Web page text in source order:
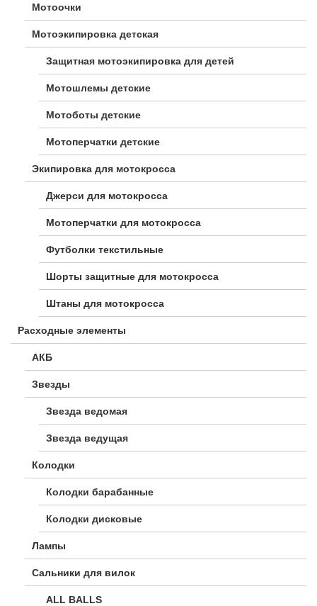
Мотоочки
Мотоэкипировка детская
Защитная мотоэкипировка для детей
Мотошлемы детские
Мотоботы детские
Мотоперчатки детские
Экипировка для мотокросса
Джерси для мотокросса
Мотоперчатки для мотокросса
Футболки текстильные
Шорты защитные для мотокросса
Штаны для мотокросса
Расходные элементы
АКБ
Звезды
Звезда ведомая
Звезда ведущая
Колодки
Колодки барабанные
Колодки дисковые
Лампы
Сальники для вилок
ALL BALLS